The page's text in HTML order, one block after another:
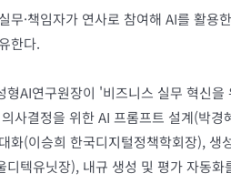
무·책임자가 연사로 참여해 AI를 활
한다.
형AI연구원장이 '비즈니스 실무 혁신
사결정을 위한 AI 프롬프트 설계(박
화(이승희 한국디지털정책학회장),
디텍유닛장), 내규 생성 및 평가 자동